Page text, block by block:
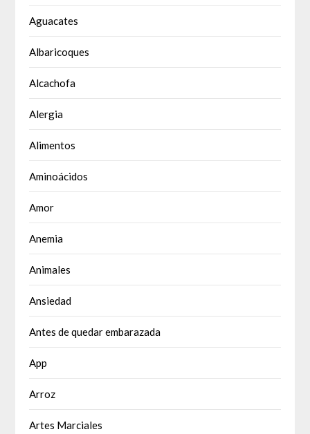
Aguacates
Albaricoques
Alcachofa
Alergia
Alimentos
Aminoácidos
Amor
Anemia
Animales
Ansiedad
Antes de quedar embarazada
App
Arroz
Artes Marciales